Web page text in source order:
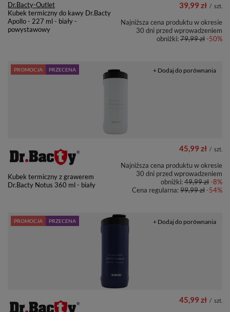
Dr.Bacty-Outlet
Kubek termiczny do kawy Dr.Bacty
Apollo - 227 ml - biały -
powystawowy
39,99 zł / szt.
Najniższa cena produktu w okresie
30 dni przed wprowadzeniem
obniżki:79,99 zł-50%
PROMOCJA PRZECENA
Kubek termiczny z grawerem
Dr.Bacty Notus 360 ml - biały
45,99 zł / szt.
Najniższa cena produktu w okresie
30 dni przed wprowadzeniem
obniżki:49,99 zł-8%
Cena regularna:99,99 zł-54%
+ Dodaj do porównania
PROMOCJA PRZECENA
45,99 zł / szt.
+ Dodaj do porównania